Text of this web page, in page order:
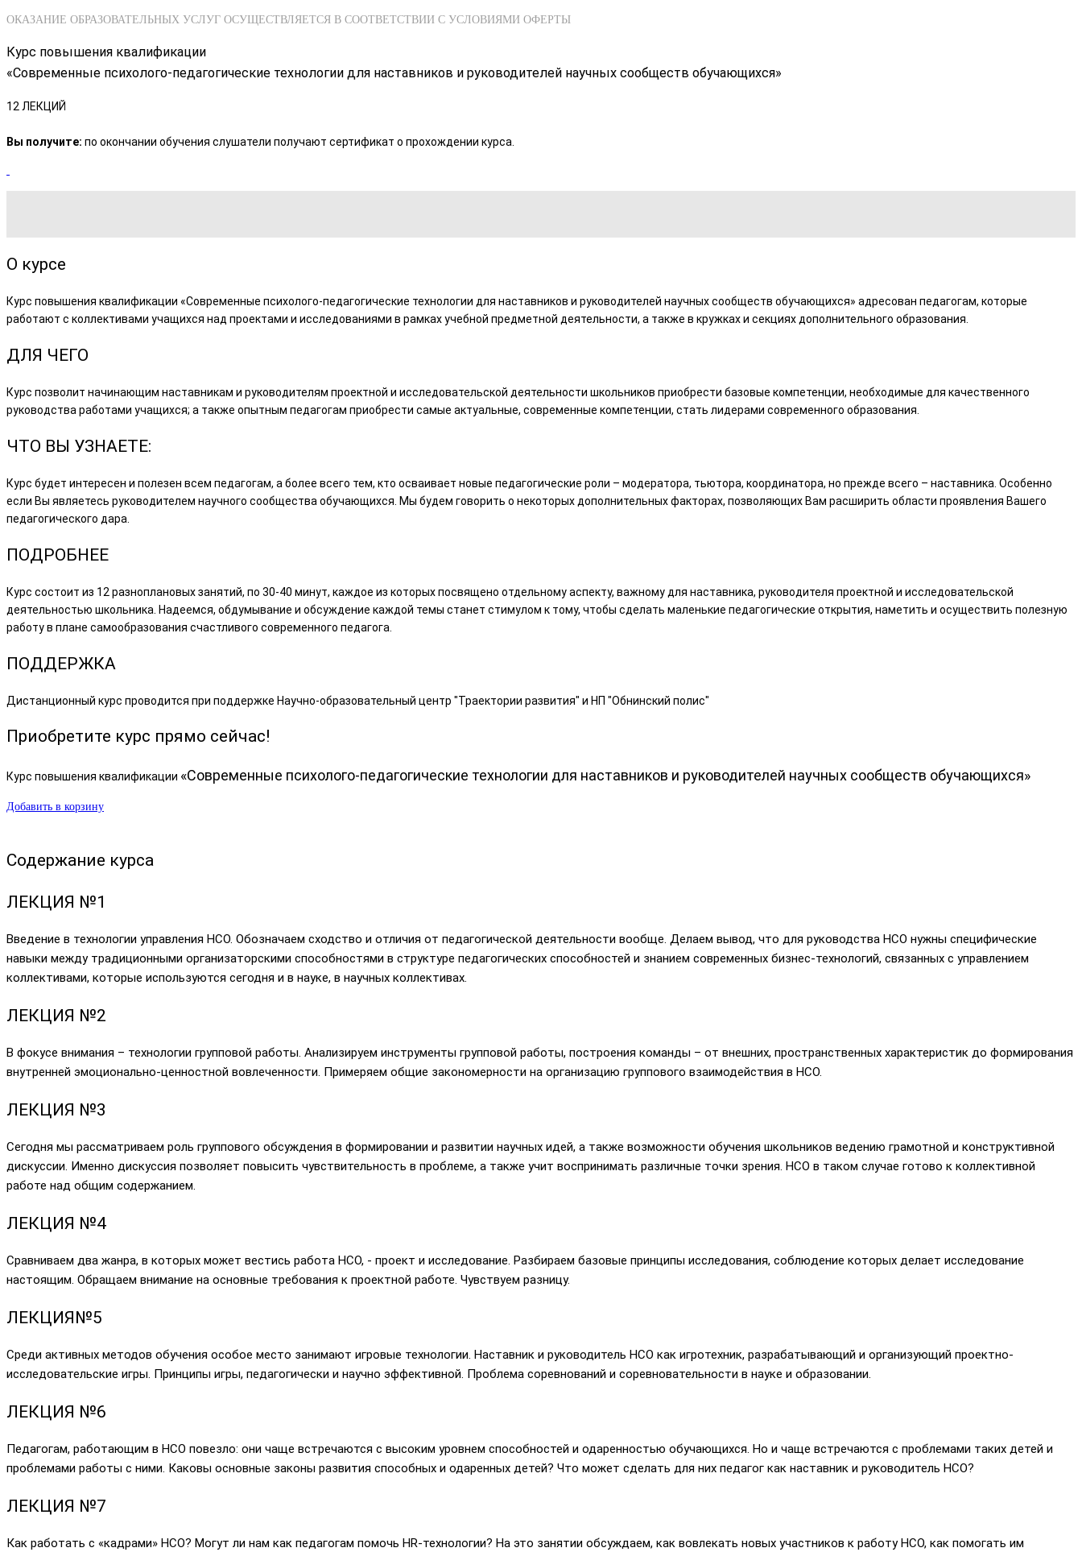
ОКАЗАНИЕ ОБРАЗОВАТЕЛЬНЫХ УСЛУГ ОСУЩЕСТВЛЯЕТСЯ В СООТВЕТСТВИИ С УСЛОВИЯМИ ОФЕРТЫ
Курс повышения квалификации
«Современные психолого-педагогические технологии для наставников и руководителей научных сообществ обучающихся»
12 ЛЕКЦИЙ
Вы получите: по окончании обучения слушатели получают сертификат о прохождении курса.
О курсе
Курс повышения квалификации «Современные психолого-педагогические технологии для наставников и руководителей научных сообществ обучающихся» адресован педагогам, которые
работают с коллективами учащихся над проектами и исследованиями в рамках учебной предметной деятельности, а также в кружках и секциях дополнительного образования.
ДЛЯ ЧЕГО
Курс позволит начинающим наставникам и руководителям проектной и исследовательской деятельности школьников приобрести базовые компетенции, необходимые для качественного
руководства работами учащихся; а также опытным педагогам приобрести самые актуальные, современные компетенции, стать лидерами современного образования.
ЧТО ВЫ УЗНАЕТЕ:
Курс будет интересен и полезен всем педагогам, а более всего тем, кто осваивает новые педагогические роли – модератора, тьютора, координатора, но прежде всего – наставника. Особенно
если Вы являетесь руководителем научного сообщества обучающихся. Мы будем говорить о некоторых дополнительных факторах, позволяющих Вам расширить области проявления Вашего
педагогического дара.
ПОДРОБНЕЕ
Курс состоит из 12 разноплановых занятий, по 30-40 минут, каждое из которых посвящено отдельному аспекту, важному для наставника, руководителя проектной и исследовательской
деятельностью школьника. Надеемся, обдумывание и обсуждение каждой темы станет стимулом к тому, чтобы сделать маленькие педагогические открытия, наметить и осуществить полезную
работу в плане самообразования счастливого современного педагога.
ПОДДЕРЖКА
Дистанционный курс проводится при поддержке Научно-образовательный центр "Траектории развития" и НП "Обнинский полис"
Приобретите курс прямо сейчас!
Курс повышения квалификации «Современные психолого-педагогические технологии для наставников и руководителей научных сообществ обучающихся»
Добавить в корзину
Содержание курса
ЛЕКЦИЯ №1
Введение в технологии управления НСО. Обозначаем сходство и отличия от педагогической деятельности вообще. Делаем вывод, что для руководства НСО нужны специфические
навыки между традиционными организаторскими способностями в структуре педагогических способностей и знанием современных бизнес-технологий, связанных с управлением
коллективами, которые используются сегодня и в науке, в научных коллективах.
ЛЕКЦИЯ №2
В фокусе внимания – технологии групповой работы. Анализируем инструменты групповой работы, построения команды – от внешних, пространственных характеристик до формирования
внутренней эмоционально-ценностной вовлеченности. Примеряем общие закономерности на организацию группового взаимодействия в НСО.
ЛЕКЦИЯ №3
Сегодня мы рассматриваем роль группового обсуждения в формировании и развитии научных идей, а также возможности обучения школьников ведению грамотной и конструктивной
дискуссии. Именно дискуссия позволяет повысить чувствительность в проблеме, а также учит воспринимать различные точки зрения. НСО в таком случае готово к коллективной
работе над общим содержанием.
ЛЕКЦИЯ №4
Сравниваем два жанра, в которых может вестись работа НСО, - проект и исследование. Разбираем базовые принципы исследования, соблюдение которых делает исследование
настоящим. Обращаем внимание на основные требования к проектной работе. Чувствуем разницу.
ЛЕКЦИЯ№5
Среди активных методов обучения особое место занимают игровые технологии. Наставник и руководитель НСО как игротехник, разрабатывающий и организующий проектно-
исследовательские игры. Принципы игры, педагогически и научно эффективной. Проблема соревнований и соревновательности в науке и образовании.
ЛЕКЦИЯ №6
Педагогам, работающим в НСО повезло: они чаще встречаются с высоким уровнем способностей и одаренностью обучающихся. Но и чаще встречаются с проблемами таких детей и
проблемами работы с ними. Каковы основные законы развития способных и одаренных детей? Что может сделать для них педагог как наставник и руководитель НСО?
ЛЕКЦИЯ №7
Как работать с «кадрами» НСО? Могут ли нам как педагогам помочь HR-технологии? На это занятии обсуждаем, как вовлекать новых участников к работу НСО, как помогать им